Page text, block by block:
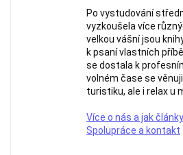
Po vystudování
vyzkoušela více
velkou vášní jsou
k psaní vlastních
se dostala k
volném čase se
turistiku, ale i relax u
Více o nás a jak
Spolupráce a kontakt